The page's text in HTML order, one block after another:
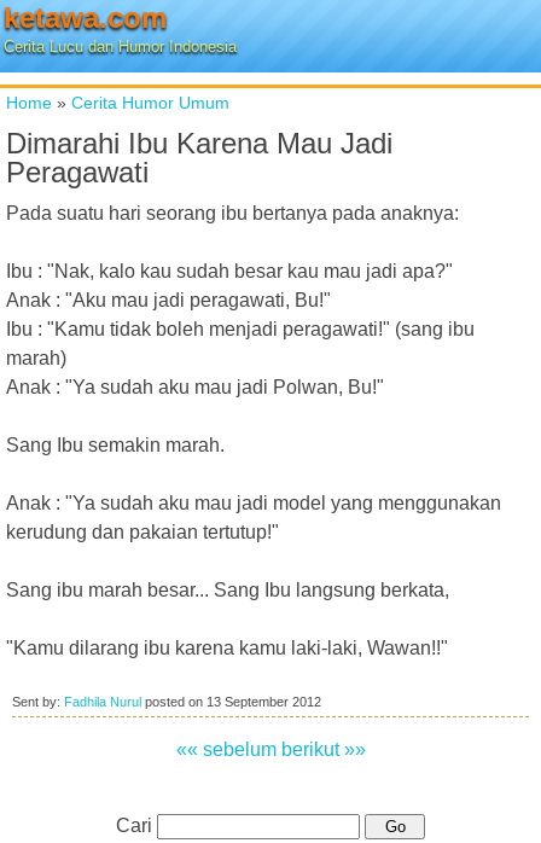
ketawa.com
Cerita Lucu dan Humor Indonesia
Home » Cerita Humor Umum
Dimarahi Ibu Karena Mau Jadi
Peragawati
Pada suatu hari seorang ibu bertanya pada anaknya:
Ibu : "Nak, kalo kau sudah besar kau mau jadi apa?"
Anak : "Aku mau jadi peragawati, Bu!"
Ibu : "Kamu tidak boleh menjadi peragawati!" (sang ibu
marah)
Anak : "Ya sudah aku mau jadi Polwan, Bu!"
Sang Ibu semakin marah.
Anak : "Ya sudah aku mau jadi model yang menggunakan
kerudung dan pakaian tertutup!"
Sang ibu marah besar... Sang Ibu langsung berkata,
"Kamu dilarang ibu karena kamu laki-laki, Wawan!!"
Sent by: Fadhila Nurul posted on 13 September 2012
«« sebelum berikut »»
Cari